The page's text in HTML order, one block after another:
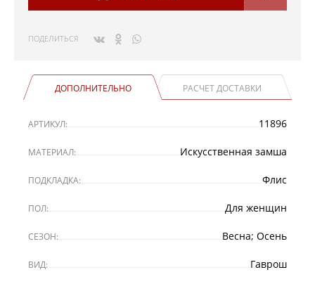
ПОДЕЛИТЬСЯ
ДОПОЛНИТЕЛЬНО РАСЧЕТ ДОСТАВКИ
АРТИКУЛ: 11896
МАТЕРИАЛ: Искусственная замша
ПОДКЛАДКА: Флис
ПОЛ: Для женщин
СЕЗОН: Весна; Осень
ВИД: Гаврош